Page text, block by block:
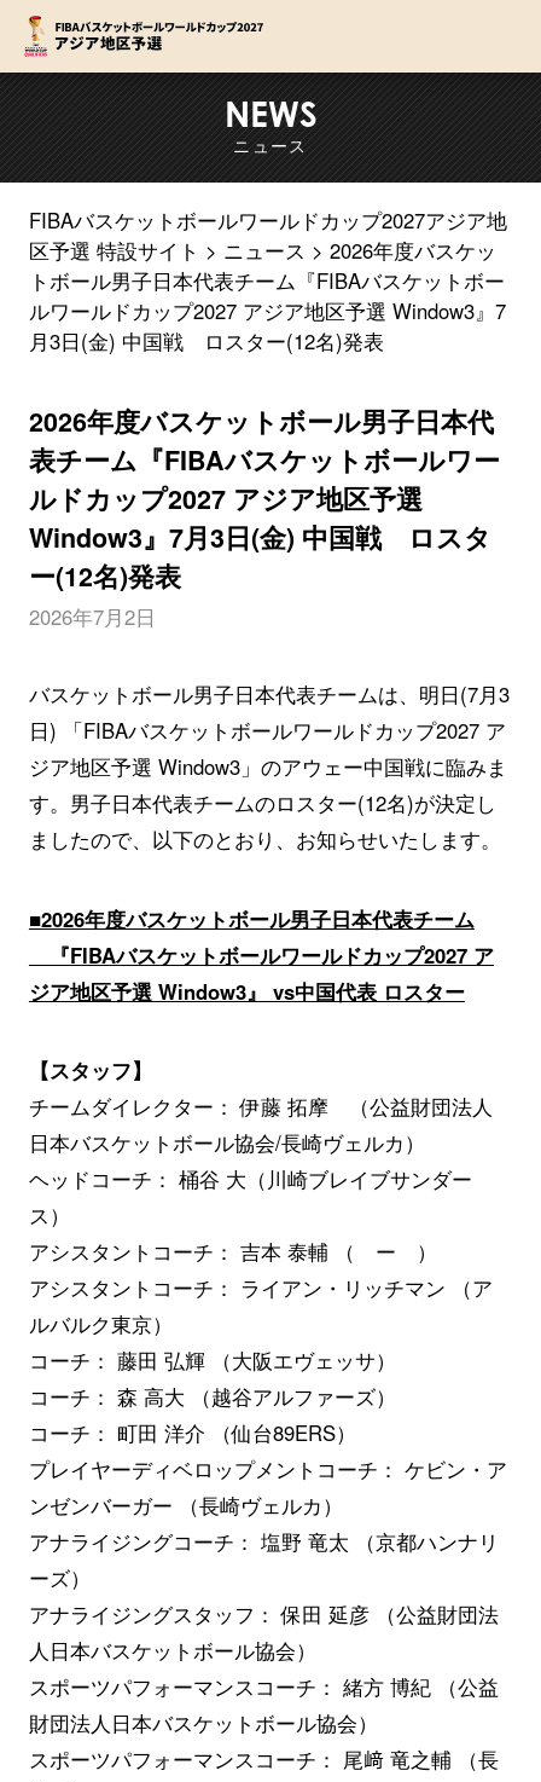
NEWS
ニュース
FIBAバスケットボールワールドカップ2027アジア地
区予選 特設サイト
ニュース
2026年度バスケッ
トボール男子日本代表チーム『FIBAバスケットボー
ルワールドカップ2027 アジア地区予選 Window3』7
月3日(金) 中国戦 ロスター(12名)発表
2026年度バスケットボール男子日本代
表チーム『FIBAバスケットボールワー
ルドカップ2027 アジア地区予選
Window3』7月3日(金) 中国戦 ロスタ
ー(12名)発表
2026年7月2日
バスケットボール男子日本代表チームは、明日(7月3
日) 「FIBAバスケットボールワールドカップ2027 ア
ジア地区予選 Window3」のアウェー中国戦に臨みま
す。男子日本代表チームのロスター(12名)が決定し
ましたので、以下のとおり、お知らせいたします。
■2026年度バスケットボール男子日本代表チーム
『FIBAバスケットボールワールドカップ2027 ア
ジア地区予選 Window3』 vs中国代表 ロスター
【スタッフ】
チームダイレクター： 伊藤 拓摩 （公益財団法人
日本バスケットボール協会/長崎ヴェルカ）
ヘッドコーチ： 桶谷 大（川崎ブレイブサンダー
ス）
アシスタントコーチ： 吉本 泰輔 （ ー ）
アシスタントコーチ： ライアン・リッチマン （ア
ルバルク東京）
コーチ： 藤田 弘輝 （大阪エヴェッサ）
コーチ： 森 高大 （越谷アルファーズ）
コーチ： 町田 洋介 （仙台89ERS）
プレイヤーディベロップメントコーチ： ケビン・ア
ンゼンバーガー （長崎ヴェルカ）
アナライジングコーチ： 塩野 竜太 （京都ハンナリ
ーズ）
アナライジングスタッフ： 保田 延彦 （公益財団法
人日本バスケットボール協会）
スポーツパフォーマンスコーチ： 緒方 博紀 （公益
財団法人日本バスケットボール協会）
スポーツパフォーマンスコーチ： 尾﨑 竜之輔 （長